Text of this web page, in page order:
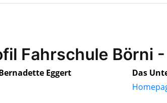
Fahrschule Börni
Eggert
Das